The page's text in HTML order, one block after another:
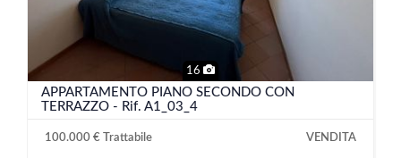
16
APPARTAMENTO PIANO SECONDO CON
TERRAZZO - Rif. A1_03_4
100.000 € Trattabile VENDITA